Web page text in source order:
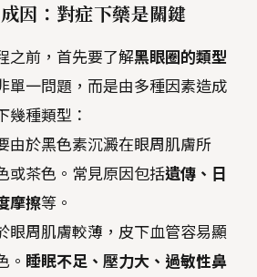
因：對症下藥是關鍵
之前，首先要了解黑眼圈的類型
單一問題，而是由多種因素造成
幾種類型：
由於黑色素沉澱在眼周肌膚所
或茶色。常見原因包括遺傳、日
摩擦等。
眼周肌膚較薄，皮下血管容易顯
。 睡眠不足、壓力大、過敏性鼻